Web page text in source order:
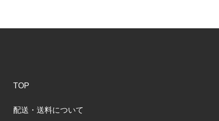
TOP
配送・送料について